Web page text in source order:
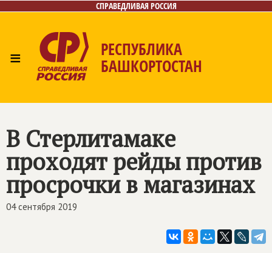
СПРАВЕДЛИВАЯ РОССИЯ
≡ РЕСПУБЛИКА
БАШКОРТОСТАН
В Стерлитамаке
проходят рейды против
просрочки в магазинах
04 сентября 2019